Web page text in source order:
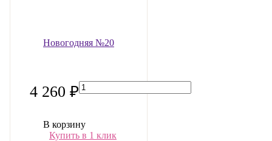
Новогодняя №20
4 260 ₽
В корзину
Купить в 1 клик